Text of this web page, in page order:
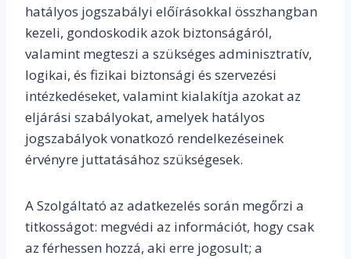
hatályos jogszabályi előírásokkal összhangban
kezeli, gondoskodik azok biztonságáról,
valamint megteszi a szükséges adminisztratív,
logikai, és fizikai biztonsági és szervezési
intézkedéseket, valamint kialakítja azokat az
eljárási szabályokat, amelyek hatályos
jogszabályok vonatkozó rendelkezéseinek
érvényre juttatásához szükségesek.
A Szolgáltató az adatkezelés során megőrzi a
titkosságot: megvédi az információt, hogy csak
az férhessen hozzá, aki erre jogosult; a